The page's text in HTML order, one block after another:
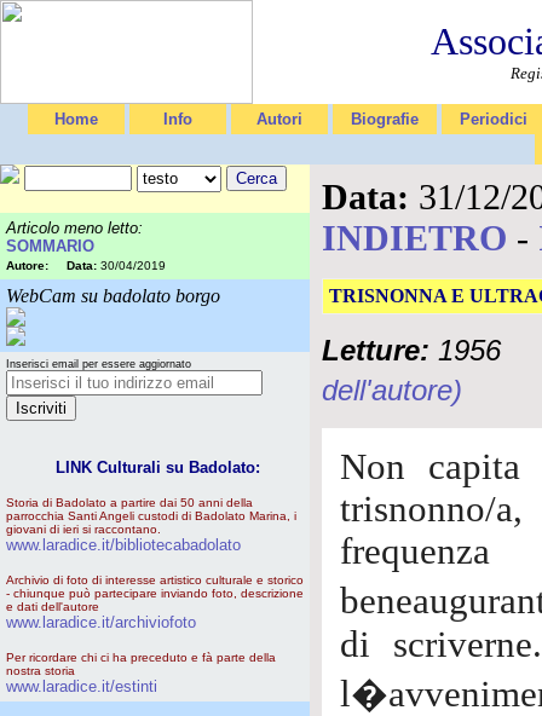
Home Info Autori Biografie Periodici
Articolo meno letto:
SOMMARIO
Autore: Data: 30/04/2019
WebCam su badolato borgo
Inserisci email per essere aggiornato
LINK Culturali su Badolato:
Storia di Badolato a partire dai 50 anni della
parrocchia Santi Angeli custodi di Badolato Marina, i
giovani di ieri si raccontano.
www.laradice.it/bibliotecabadolato
Archivio di foto di interesse artistico culturale e storico
- chiunque può partecipare inviando foto, descrizione
e dati dell'autore
www.laradice.it/archiviofoto
Per ricordare chi ci ha preceduto e fà parte della
nostra storia
www.laradice.it/estinti
Data: 31/12/
INDIETRO -
TRISNONNA E
Letture: 1956
dell'autore)
Non capita
trisnonno/
di